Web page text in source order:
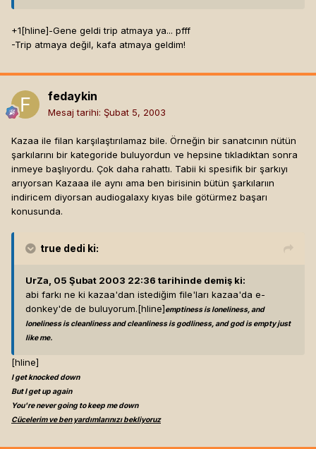
truededi ki:
tarihinde demiş ki:
aldığım en güzel haber diye açtım
o kadar çok sevinmiştim ki..[hline]For Absent
Friends...
kings of chaos
+1
Expand
Played:Ao,TF,HL,Dc,HellBreath
"Bence Shaq'a Herkez Vermeli" - Kaan Kural (Ntv Nba
+1[hline]-Gene geldi trip atmaya ya... pfff
-Trip atmaya değil, kafa atmaya geldim!
fedaykin
Mesaj tarihi: Şubat 5, 2003
Kazaa ile filan karşılaştırılamaz bile. Örneğin bir sanatcının nütün
şarkılarını bir kategoride buluyordun ve hepsine tıkladıktan sonra
inmeye başlıyordu. Çok daha rahattı. Tabii ki spesifik bir şarkıyı
arıyorsan Kazaaa ile aynı ama ben birisinin bütün şarkılarıın
indiricem diyorsan audiogalaxy kıyas bile götürmez başarı
konusunda.
true dedi ki:
UrZa, 05 Şubat 2003 22:36 tarihinde demiş ki:
abi farkı ne ki kazaa'dan istediğim file'ları kazaa'da e-
donkey'de de buluyorum.[hline]emptiness is loneliness, and
loneliness is cleanliness and cleanliness is godliness, and god is empty just
like me.
[hline]
I get knocked down
But I get up again
You're never going to keep me down
Cücelerim ve ben yardımlarınızı bekliyoruz